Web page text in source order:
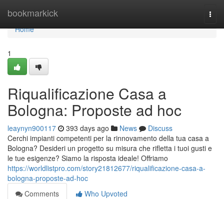
bookmarkick
Home
Home
1
Riqualificazione Casa a
Bologna: Proposte ad hoc
leaynyn900117 393 days ago News
Discuss
Cerchi impianti competenti per la rinnovamento della tua casa a
Bologna? Desideri un progetto su misura che rifletta i tuoi gusti e
le tue esigenze? Siamo la risposta ideale! Offriamo
https://worldlistpro.com/story21812677/riqualificazione-casa-a-
bologna-proposte-ad-hoc
Comments
Who Upvoted